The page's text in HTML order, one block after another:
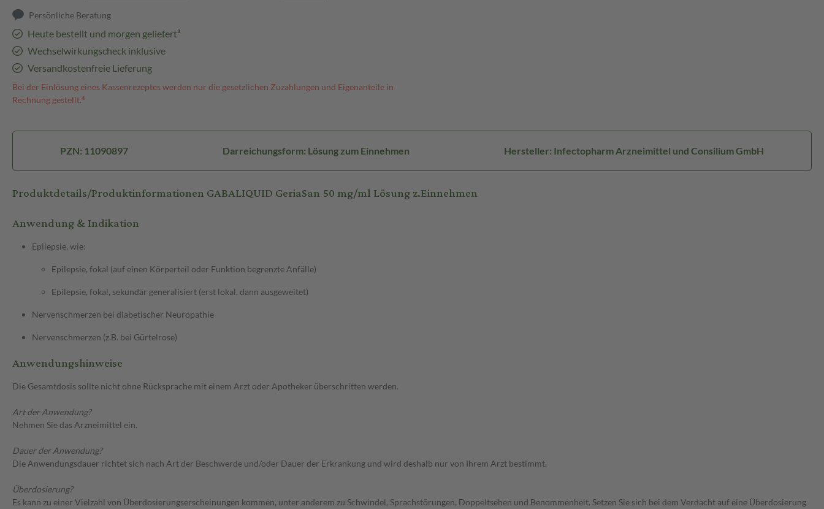
Persönliche Beratung
Heute bestellt und morgen geliefert³
Wechselwirkungscheck inklusive
Versandkostenfreie Lieferung
Bei der Einlösung eines Kassenrezeptes werden nur die gesetzlichen Zuzahlungen und Eigenanteile in
Rechnung gestellt.⁴
PZN: 11090897 Darreichungsform: Lösung zum Einnehmen Hersteller: Infectopharm Arzneimittel und Consilium GmbH
Produktdetails/Produktinformationen GABALIQUID GeriaSan 50 mg/ml Lösung z.Einnehmen
Anwendung & Indikation
Epilepsie, wie:
Epilepsie, fokal (auf einen Körperteil oder Funktion begrenzte Anfälle)
Epilepsie, fokal, sekundär generalisiert (erst lokal, dann ausgeweitet)
Nervenschmerzen bei diabetischer Neuropathie
Nervenschmerzen (z.B. bei Gürtelrose)
Anwendungshinweise
Die Gesamtdosis sollte nicht ohne Rücksprache mit einem Arzt oder Apotheker überschritten werden.
Art der Anwendung?
Nehmen Sie das Arzneimittel ein.
Dauer der Anwendung?
Die Anwendungsdauer richtet sich nach Art der Beschwerde und/oder Dauer der Erkrankung und wird deshalb nur von Ihrem Arzt bestimmt.
Überdosierung?
Es kann zu einer Vielzahl von Überdosierungserscheinungen kommen, unter anderem zu Schwindel, Sprachstörungen, Doppeltsehen und Benommenheit. Setzen Sie sich bei dem Verdacht auf eine Überdosierung